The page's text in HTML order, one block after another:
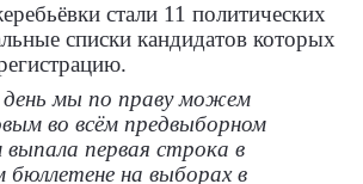
стали 11 политических
списки кандидатов которых
день мы по праву можем
во всём предвыборном
выпала первая строка в
бюллетене на выборах в